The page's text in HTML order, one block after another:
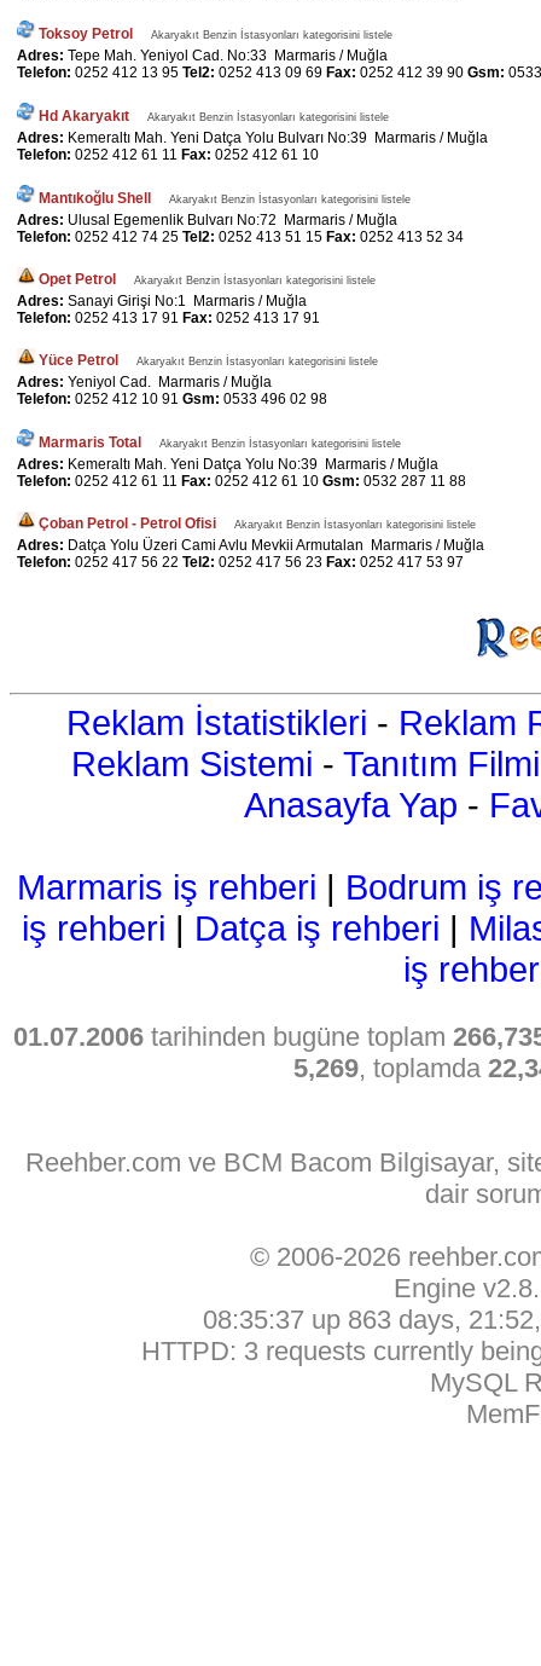
Toksoy Petrol Akaryakıt Benzin İstasyonları kategorisini listele
Adres: Tepe Mah. Yeniyol Cad. No:33 Marmaris / Muğla
Telefon: 0252 412 13 95 Tel2: 0252 413 09 69 Fax: 0252 412 39 90 Gsm:
Hd Akaryakıt Akaryakıt Benzin İstasyonları kategorisini listele
Adres: Kemeraltı Mah. Yeni Datça Yolu Bulvarı No:39 Marmaris / Muğla
Telefon: 0252 412 61 11 Fax: 0252 412 61 10
Mantıkoğlu Shell Akaryakıt Benzin İstasyonları kategorisini listele
Adres: Ulusal Egemenlik Bulvarı No:72 Marmaris / Muğla
Telefon: 0252 412 74 25 Tel2: 0252 413 51 15 Fax: 0252 413 52 34
Opet Petrol Akaryakıt Benzin İstasyonları kategorisini listele
Adres: Sanayi Girişi No:1 Marmaris / Muğla
Telefon: 0252 413 17 91 Fax: 0252 413 17 91
Yüce Petrol Akaryakıt Benzin İstasyonları kategorisini listele
Adres: Yeniyol Cad. Marmaris / Muğla
Telefon: 0252 412 10 91 Gsm: 0533 496 02 98
Marmaris Total Akaryakıt Benzin İstasyonları kategorisini listele
Adres: Kemeraltı Mah. Yeni Datça Yolu No:39 Marmaris / Muğla
Telefon: 0252 412 61 11 Fax: 0252 412 61 10 Gsm: 0532 287 11 88
Çoban Petrol - Petrol Ofisi Akaryakıt Benzin İstasyonları kategorisini listele
Adres: Datça Yolu Üzeri Cami Avlu Mevkii Armutalan Marmaris / Muğla
Telefon: 0252 417 56 22 Tel2: 0252 417 56 23 Fax: 0252 417 53 97
Reklam İstatistikleri - Reklam
Reklam Sistemi - Tanıtım Filmi
Anasayfa Yap -
Marmaris iş rehberi | Bodrum iş
iş rehberi | Datça iş rehberi |
iş
01.07.2006 tarihinden bugüne toplam
5,269, toplamda
Reehber.com ve BCM Bacom Bilgisayar,
dair
© 2006-2026
Engine
08:35:37 up 863 days,
HTTPD: 3 requests currently
MySQL